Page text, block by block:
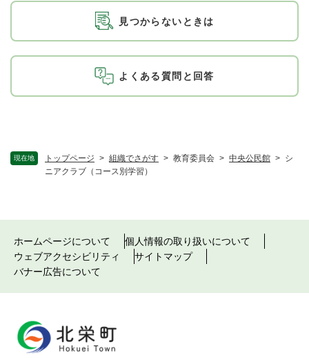
現在地 トップページ > 組織でさがす > 教育委員会 > 中央公民館 > シ
ニアクラブ（コース別学習）
見つからないときは
よくある質問と回答
ホームページについて
個人情報の取り扱いについて
ウェブアクセシビリティ
サイトマップ
バナー広告について